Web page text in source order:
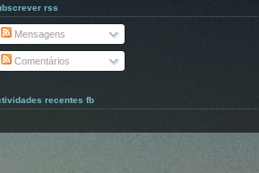
rss
Mensagens
Comentários
recentes fb